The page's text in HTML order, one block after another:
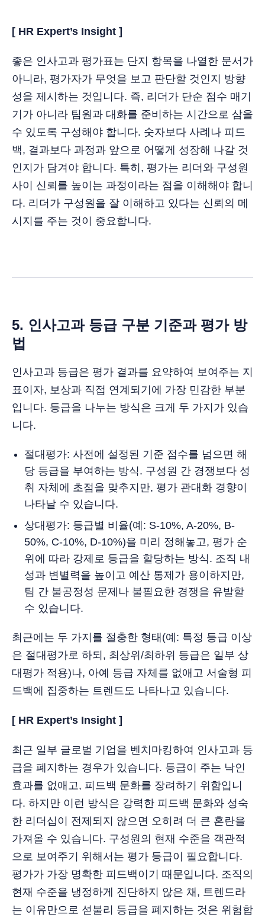
[ HR Expert’s Insight ]
좋은 인사고과 평가표는 단지 항목을 나열한 문서가
아니라, 평가자가 무엇을 보고 판단할 것인지 방향
성을 제시하는 것입니다. 즉, 리더가 단순 점수 매기
기가 아니라 팀원과 대화를 준비하는 시간으로 삼을
수 있도록 구성해야 합니다. 숫자보다 사례나 피드
백, 결과보다 과정과 앞으로 어떻게 성장해 나갈 것
인지가 담겨야 합니다. 특히, 평가는 리더와 구성원
사이 신뢰를 높이는 과정이라는 점을 이해해야 합니
다. 리더가 구성원을 잘 이해하고 있다는 신뢰의 메
시지를 주는 것이 중요합니다.
5. 인사고과 등급 구분 기준과 평가 방
법
인사고과 등급은 평가 결과를 요약하여 보여주는 지
표이자, 보상과 직접 연계되기에 가장 민감한 부분
입니다. 등급을 나누는 방식은 크게 두 가지가 있습
니다.
절대평가: 사전에 설정된 기준 점수를 넘으면 해
당 등급을 부여하는 방식. 구성원 간 경쟁보다 성
취 자체에 초점을 맞추지만, 평가 관대화 경향이
나타날 수 있습니다.
상대평가: 등급별 비율(예: S-10%, A-20%, B-
50%, C-10%, D-10%)을 미리 정해놓고, 평가 순
위에 따라 강제로 등급을 할당하는 방식. 조직 내
성과 변별력을 높이고 예산 통제가 용이하지만,
팀 간 불공정성 문제나 불필요한 경쟁을 유발할
수 있습니다.
최근에는 두 가지를 절충한 형태(예: 특정 등급 이상
은 절대평가로 하되, 최상위/최하위 등급은 일부 상
대평가 적용)나, 아예 등급 자체를 없애고 서술형 피
드백에 집중하는 트렌드도 나타나고 있습니다.
[ HR Expert’s Insight ]
최근 일부 글로벌 기업을 벤치마킹하여 인사고과 등
급을 폐지하는 경우가 있습니다. 등급이 주는 낙인
효과를 없애고, 피드백 문화를 장려하기 위함입니
다. 하지만 이런 방식은 강력한 피드백 문화와 성숙
한 리더십이 전제되지 않으면 오히려 더 큰 혼란을
가져올 수 있습니다. 구성원의 현재 수준을 객관적
으로 보여주기 위해서는 평가 등급이 필요합니다.
평가가 가장 명확한 피드백이기 때문입니다. 조직의
현재 수준을 냉정하게 진단하지 않은 채, 트렌드라
는 이유만으로 섣불리 등급을 폐지하는 것은 위험합